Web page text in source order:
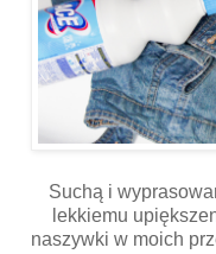
Suchą i
lekkiemu
naszywki w moich